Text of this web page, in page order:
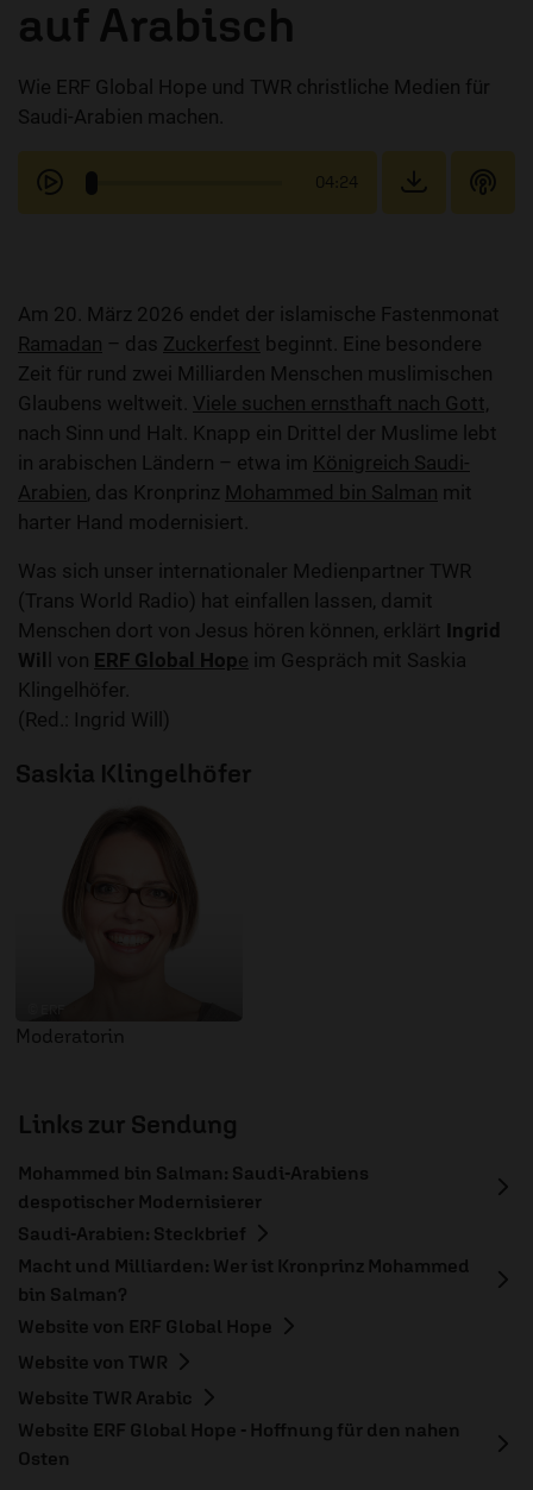
auf Arabisch
Wie ERF Global Hope und TWR christliche Medien für
Saudi-Arabien machen.
04:24
Am 20. März 2026 endet der islamische Fastenmonat
Ramadan – das Zuckerfest beginnt. Eine besondere
Zeit für rund zwei Milliarden Menschen muslimischen
Glaubens weltweit. Viele suchen ernsthaft nach Gott,
nach Sinn und Halt. Knapp ein Drittel der Muslime lebt
in arabischen Ländern – etwa im Königreich Saudi-
Arabien, das Kronprinz Mohammed bin Salman mit
harter Hand modernisiert.
Was sich unser internationaler Medienpartner TWR
(Trans World Radio) hat einfallen lassen, damit
Menschen dort von Jesus hören können, erklärt Ingrid
Wil
l von ERF Global Hope im Gespräch mit Saskia
Klingelhöfer.
(Red.: Ingrid Will)
Saskia Klingelhöfer
Moderatorin
Links zur Sendung
Mohammed bin Salman: Saudi-Arabiens
despotischer Modernisierer
Saudi-Arabien: Steckbrief
Macht und Milliarden: Wer ist Kronprinz Mohammed
bin Salman?
Website von ERF Global Hope
Website von TWR
Website TWR Arabic
Website ERF Global Hope - Hoffnung für den nahen
Osten